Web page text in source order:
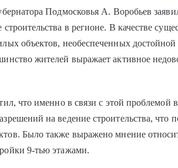
Подмосковья А. Воробьев
строительства в регионе. В качестве
объектов, необеспеченных
жителей выражает активное
что именно в связи с этой
на ведение строительства, что
Было также выражено мнение
9-тью этажами.